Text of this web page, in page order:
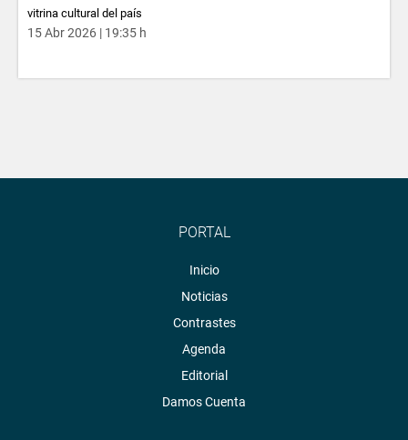
vitrina cultural del país
15 Abr 2026 | 19:35 h
PORTAL
Inicio
Noticias
Contrastes
Agenda
Editorial
Damos Cuenta